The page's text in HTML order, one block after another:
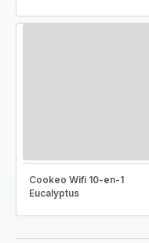
Cookeo Wifi 10-en-1
Eucalyptus